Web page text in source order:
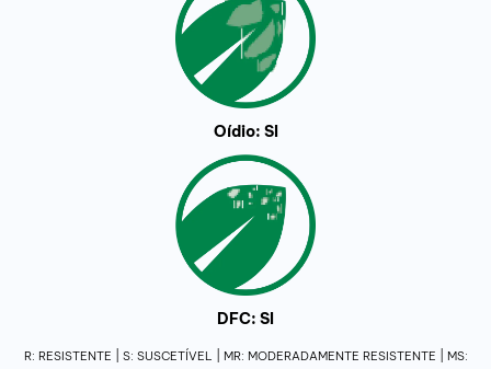
Oídio: SI
DFC: SI
R: RESISTENTE | S: SUSCETÍVEL | MR: MODERADAMENTE RESISTENTE | MS: